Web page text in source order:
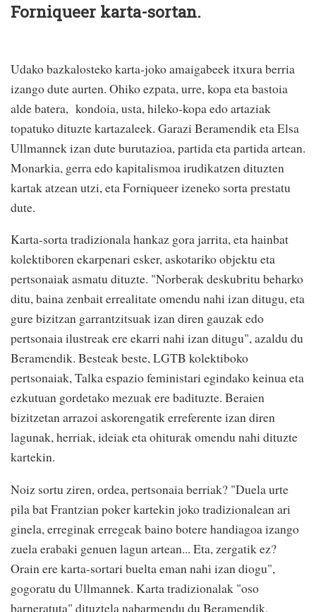
Forniqueer karta-sortan.
Udako bazkalosteko karta-joko amaigabeek itxura berria
izango dute aurten. Ohiko ezpata, urre, kopa eta bastoia
alde batera, kondoia, usta, hileko-kopa edo artaziak
topatuko dituzte kartazaleek. Garazi Beramendik eta Elsa
Ullmannek izan dute burutazioa, partida eta partida artean.
Monarkia, gerra edo kapitalismoa irudikatzen dituzten
kartak atzean utzi, eta Forniqueer izeneko sorta prestatu
dute.
Karta-sorta tradizionala hankaz gora jarrita, eta hainbat
kolektiboren ekarpenari esker, askotariko objektu eta
pertsonaiak asmatu dituzte. "Norberak deskubritu beharko
ditu, baina zenbait errealitate omendu nahi izan ditugu, eta
gure bizitzan garrantzitsuak izan diren gauzak edo
pertsonaia ilustreak ere ekarri nahi izan ditugu", azaldu du
Beramendik. Besteak beste, LGTB kolektiboko
pertsonaiak, Talka espazio feministari egindako keinua eta
ezkutuan gordetako mezuak ere badituzte. Beraien
bizitzetan arrazoi askorengatik erreferente izan diren
lagunak, herriak, ideiak eta ohiturak omendu nahi dituzte
kartekin.
Noiz sortu ziren, ordea, pertsonaia berriak? "Duela urte
pila bat Frantzian poker kartekin joko tradizionalean ari
ginela, erreginak erregeak baino botere handiagoa izango
zuela erabaki genuen lagun artean... Eta, zergatik ez?
Orain ere karta-sortari buelta eman nahi izan diogu",
gogoratu du Ullmannek. Karta tradizionalak "oso
barneratuta" dituztela nabarmendu du Beramendik,